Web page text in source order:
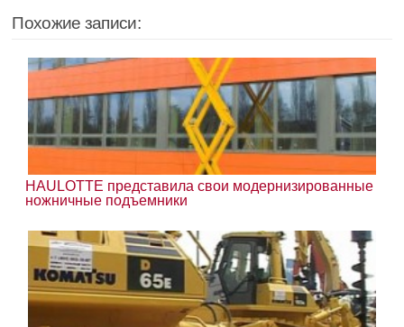
Похожие записи:
HAULOTTE представила свои модернизированные
ножничные подъемники